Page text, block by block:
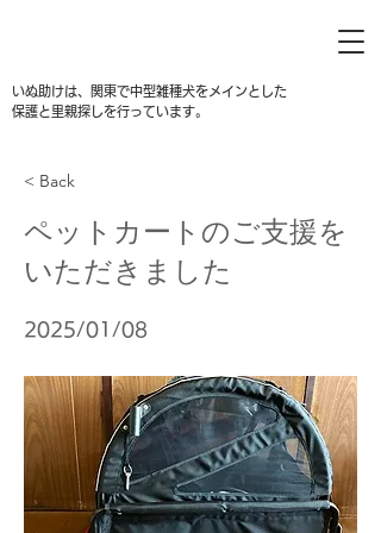
いぬ助けは、関東で中型雑種犬をメインとした
保護と里親探しを行っています。
< Back
ペットカートのご支援を
いただきました
2025/01/08